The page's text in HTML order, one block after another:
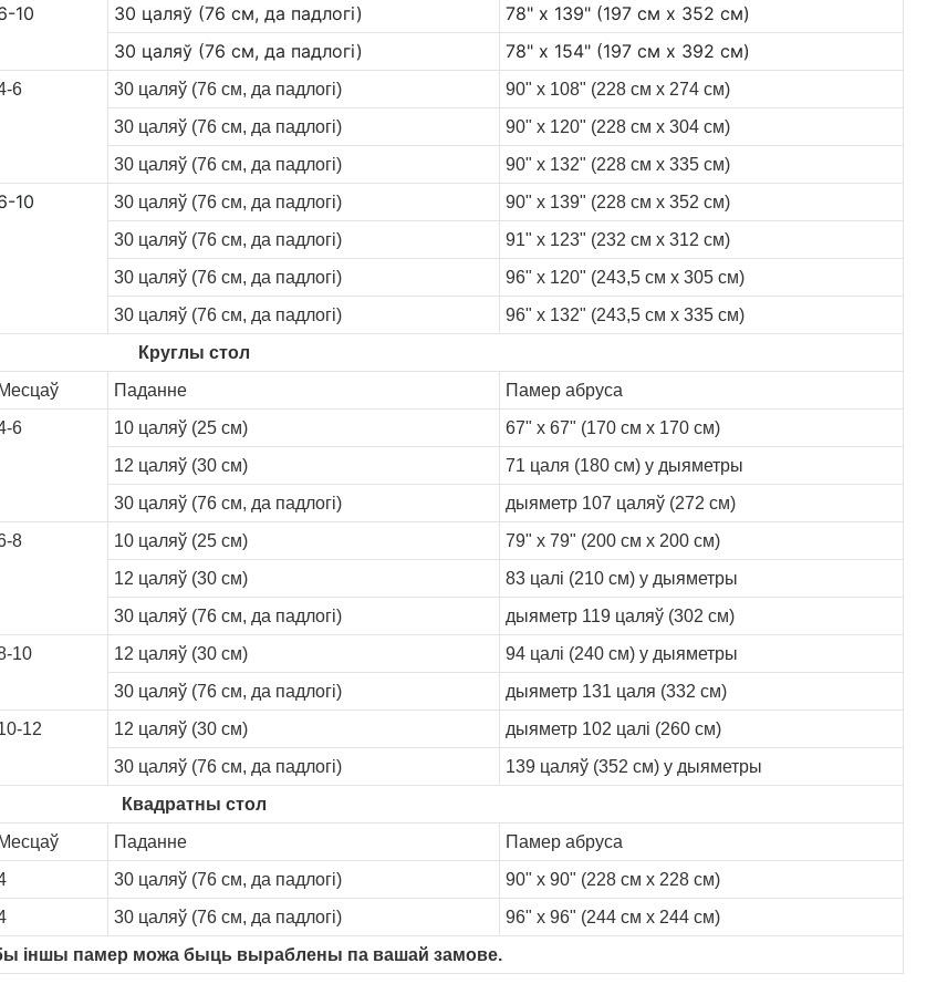
10 30 цаляў (76 см, да падлогі)
78" x 139" (197 см x 352 см)
30 цаляў (76 см, да падлогі) 78" x 154" (197 см x 392 см)
6 30 цаляў (76 см, да падлогі)
90" x 108" (228 см x 274 см)
30 цаляў (76 см, да падлогі)
90" x 120" (228 см x 304 см)
30 цаляў (76 см, да падлогі)
90" x 132" (228 см x 335 см)
10 30 цаляў (76 см, да падлогі)
90" x 139" (228 см x 352 см)
30 цаляў (76 см, да падлогі)
91" x 123" (232 см x 312 см)
30 цаляў (76 см, да падлогі)
96" x 120" (243,5 см x 305 см)
30 цаляў (76 см, да падлогі)
96" x 132" (243,5 см x 335 см)
Круглы стол
Месцаў Паданне
Памер абруса
6 10 цаляў (25 см)
67" x 67" (170 см x 170 см)
12 цаляў (30 см)
71 цаля (180 см) у дыяметры
30 цаляў (76 см, да падлогі)
дыяметр 107 цаляў (272 см)
8 10 цаляў (25 см)
79" x 79" (200 см x 200 см)
12 цаляў (30 см)
83 цалі (210 см) у дыяметры
30 цаляў (76 см, да падлогі)
дыяметр 119 цаляў (302 см)
10 12 цаляў (30 см)
94 цалі (240 см) у дыяметры
30 цаляў (76 см, да падлогі)
дыяметр 131 цаля (332 см)
12 12 цаляў (30 см)
дыяметр 102 цалі (260 см)
30 цаляў (76 см, да падлогі)
139 цаляў (352 см) у дыяметры
Квадратны стол
Месцаў Паданне
Памер абруса
30 цаляў (76 см, да падлогі)
90" x 90" (228 см x 228 см)
30 цаляў (76 см, да падлогі)
96" x 96" (244 см x 244 см)
іншы памер можа быць выраблены па вашай замове.